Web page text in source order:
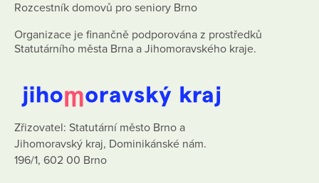
Rozcestník domovů pro seniory Brno
Organizace je finančně podporována z prostředků
Statutárního města Brna a Jihomoravského kraje.
Zřizovatel: Statutární město Brno a
Jihomoravský kraj, Dominikánské nám.
196/1, 602 00 Brno